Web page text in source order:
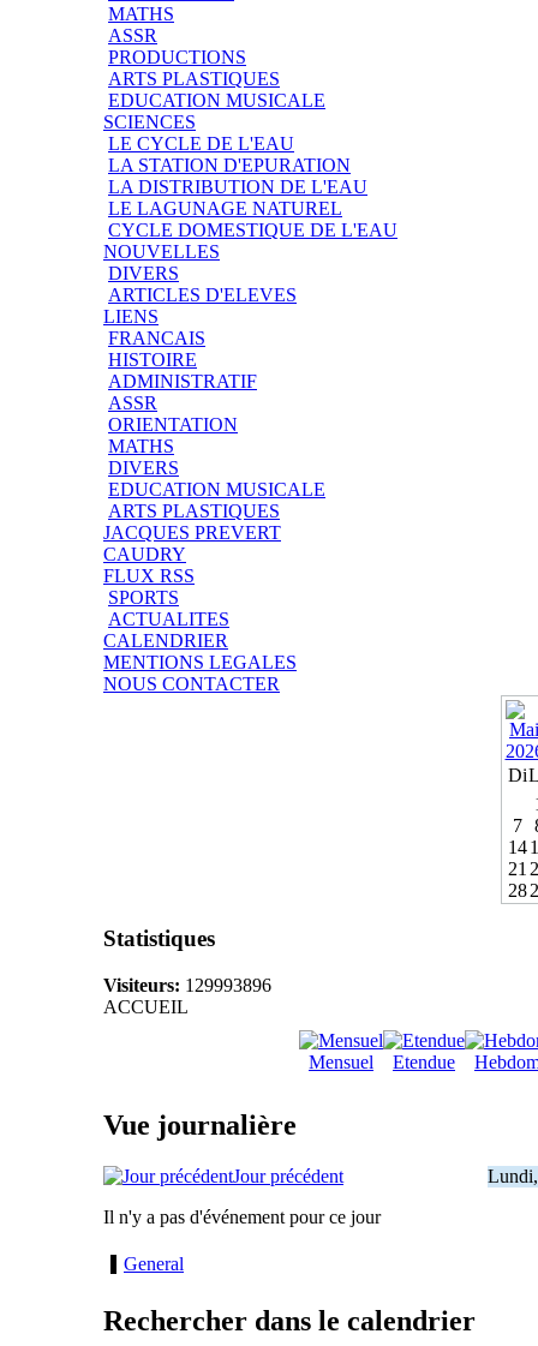
MATHS
ASSR
PRODUCTIONS
ARTS PLASTIQUES
EDUCATION MUSICALE
SCIENCES
LE CYCLE DE L'EAU
LA STATION D'EPURATION
LA DISTRIBUTION DE L'EAU
LE LAGUNAGE NATUREL
CYCLE DOMESTIQUE DE L'EAU
NOUVELLES
DIVERS
ARTICLES D'ELEVES
LIENS
FRANCAIS
HISTOIRE
ADMINISTRATIF
ASSR
ORIENTATION
MATHS
DIVERS
EDUCATION MUSICALE
ARTS PLASTIQUES
JACQUES PREVERT
CAUDRY
FLUX RSS
SPORTS
ACTUALITES
CALENDRIER
MENTIONS LEGALES
NOUS CONTACTER
Di
7
14
21
28
Statistiques
Visiteurs: 129993896
ACCUEIL
Mensuel Etendue
Vue journalière
Jour précédent
Il n'y a pas d'événement pour ce jour
General
Rechercher dans le calendrier